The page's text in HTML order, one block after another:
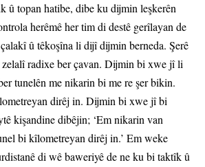
û topan hatibe, dibe ku dijmin leşkerên
herêmê her tim di destê gerîlayan de
û têkoşîna li dijî dijmin berneda. Şerê
radixe ber çavan. Dijmin bi xwe jî li
tunelên me nikarin bi me re şer bikin.
dirêj in. Dijmin bi xwe jî bi
kişandine dibêjin; ‘Em nikarin van
bi kîlometreyan dirêj in.’ Em weke
di wê baweriyê de ne ku bi taktîk û